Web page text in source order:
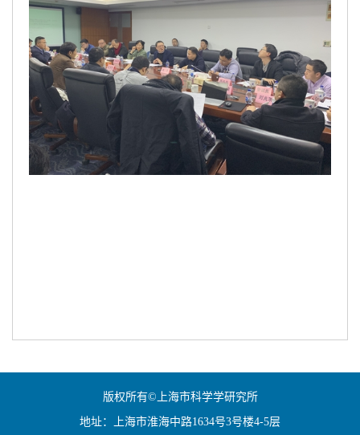
版权所有©上海市科学学研究所
地址：上海市淮海中路1634号3号楼4-5层